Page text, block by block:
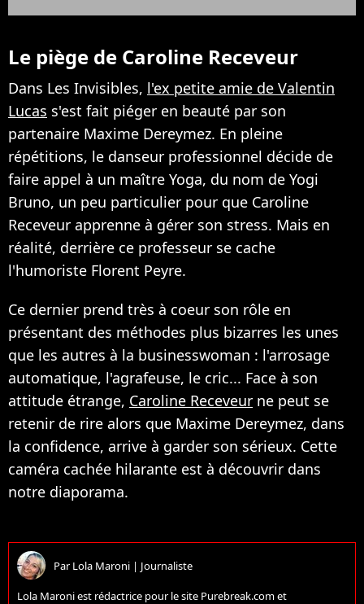
Le piège de Caroline Receveur
Dans Les Invisibles, l'ex petite amie de Valentin
Lucas s'est fait piéger en beauté par son
partenaire Maxime Dereymez. En pleine
répétitions, le danseur professionnel décide de
faire appel à un maître Yoga, du nom de Yogi
Bruno, un peu particulier pour que Caroline
Receveur apprenne à gérer son stress. Mais en
réalité, derrière ce professeur se cache
l'humoriste Florent Peyre.
Ce dernier prend très à coeur son rôle en
présentant des méthodes plus bizarres les unes
que les autres à la businesswoman : l'arrosage
automatique, l'agrafeuse, le cric... Face à son
attitude étrange, Caroline Receveur ne peut se
retenir de rire alors que Maxime Dereymez, dans
la confidence, arrive à garder son sérieux. Cette
caméra cachée hilarante est à découvrir dans
notre diaporama.
ParLola Maroni | Journaliste
Lola Maroni est rédactrice pour le site Purebreak.com et